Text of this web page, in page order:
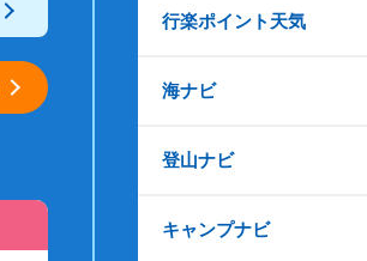
行楽ポイント天気
海ナビ
登山ナビ
キャンプナビ